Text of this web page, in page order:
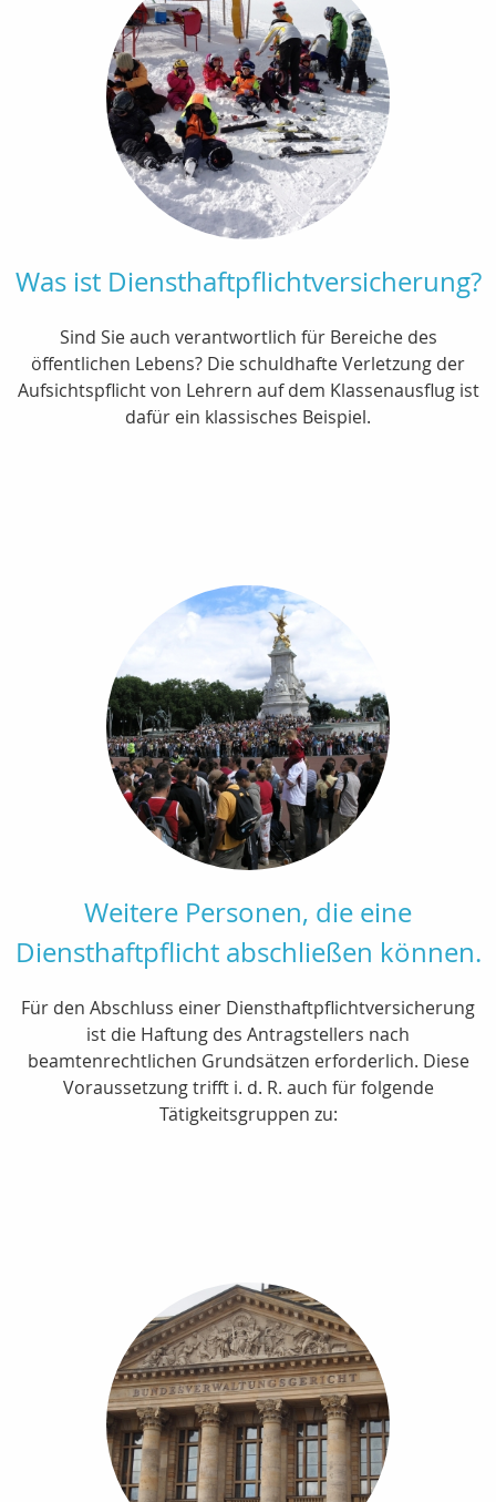
Was ist Diensthaftpflichtversicherung?
Sind Sie auch verantwortlich für Bereiche des
öffentlichen Lebens? Die schuldhafte Verletzung der
Aufsichtspflicht von Lehrern auf dem Klassenausflug ist
dafür ein klassisches Beispiel.
Weitere Personen, die eine
Diensthaftpflicht abschließen können.
Für den Abschluss einer Diensthaftpflichtversicherung
ist die Haftung des Antragstellers nach
beamtenrechtlichen Grundsätzen erforderlich. Diese
Voraussetzung trifft i. d. R. auch für folgende
Tätigkeitsgruppen zu: